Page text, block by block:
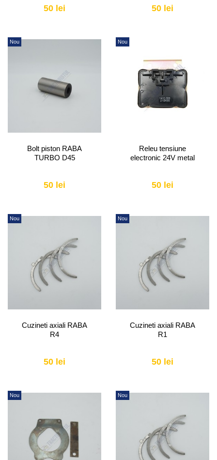
50 lei 50 lei
Nou
Bolt piston RABA
TURBO D45
50 lei
Nou
Releu tensiune
electronic 24V metal
50 lei
Nou
Cuzineti axiali RABA
R4
50 lei
Nou
Cuzineti axiali RABA
R1
50 lei
Nou Nou